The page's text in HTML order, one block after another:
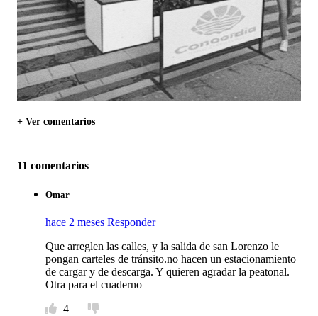
+ Ver comentarios
11 comentarios
Omar
hace 2 meses Responder
Que arreglen las calles, y la salida de san Lorenzo le
pongan carteles de tránsito.no hacen un estacionamiento
de cargar y de descarga. Y quieren agradar la peatonal.
Otra para el cuaderno
4